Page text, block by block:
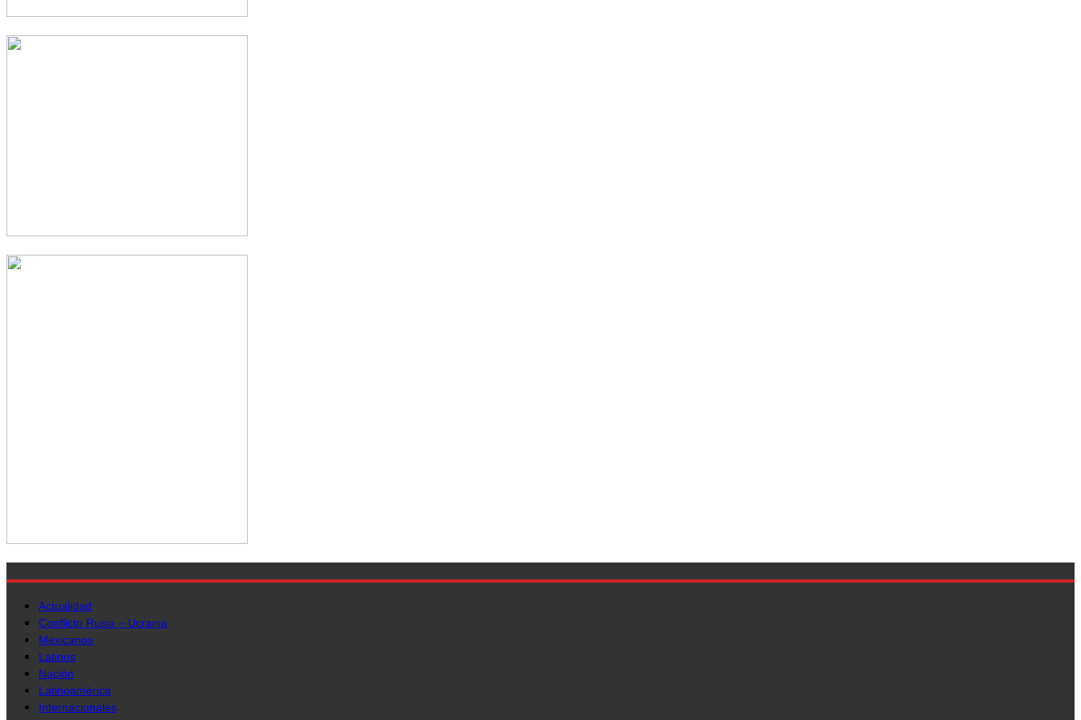
Actualidad
Conflicto Rusia – Ucrania
Mexicanos
Latinos
Nación
Latinoamérica
Internacionales